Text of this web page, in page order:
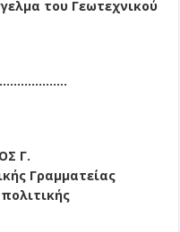
του Γεωτεχνικού
Γ.
Γραμματείας